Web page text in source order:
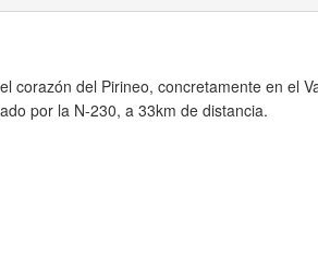
corazón del Pirineo, concretamente en el
por la N-230, a 33km de distancia.